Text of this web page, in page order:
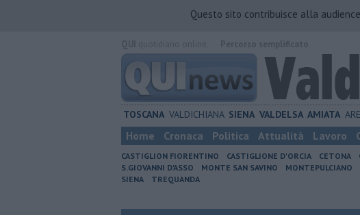
Questo sito contribuisce alla
TOSCANA VALDICHIANA SIENA VALDELSA AMIATA
Home Cronaca Politica Attualità Lavoro
CASTIGLION FIORENTINO CASTIGLIONE D'ORCIA CETONA
S.GIOVANNI D'ASSO
MONTE SAN SAVINO MONTEPULCIANO
SIENA
TREQUANDA